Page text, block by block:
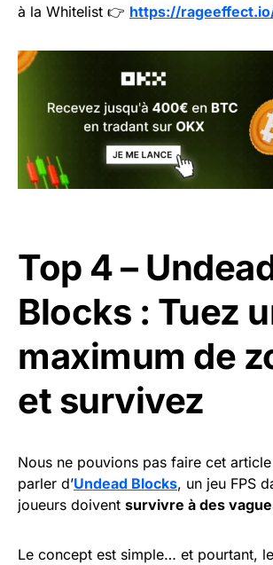
à la Whitelist 👉 https://
Top 4 –
Blocks : Tuez
maximum de
et survivez
Nous ne pouvions pas faire cet
parler d’Undead Blocks, un jeu FPS
joueurs doivent survivre à des
Le concept est simple… et pourtant,